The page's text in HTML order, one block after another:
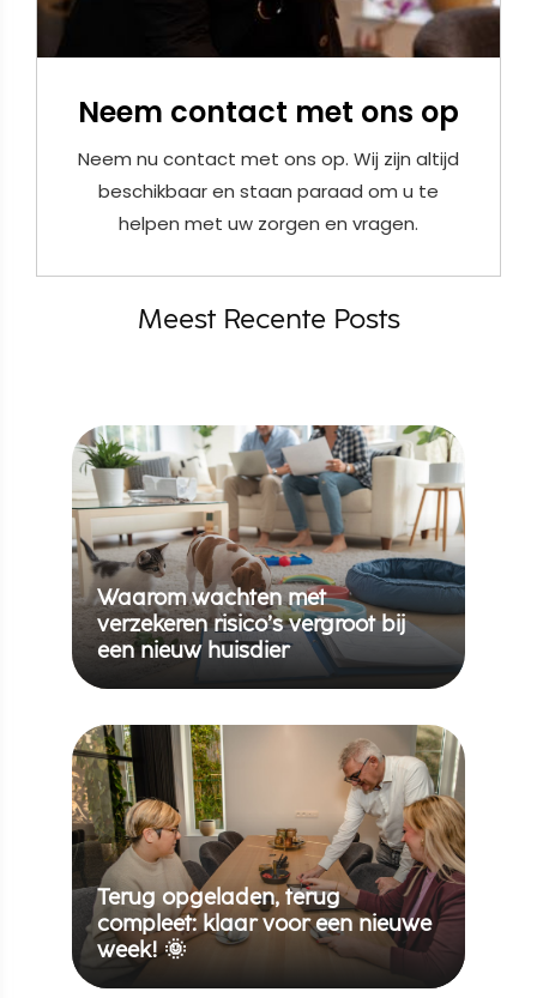
Neem contact met ons op
Neem nu contact met ons op. Wij zijn altijd
beschikbaar en staan paraad om u te
helpen met uw zorgen en vragen.
Meest Recente Posts
Waarom wachten met
verzekeren risico’s vergroot bij
een nieuw huisdier
Terug opgeladen, terug
compleet: klaar voor een nieuwe
week! 🌞